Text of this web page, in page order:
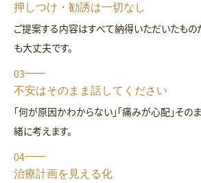
押しつけ・勧誘は一切なし
ご提案する内容はすべて納得いただいたもの
も大丈夫です。
03
不安はそのまま話してください
「何が原因かわからない」「痛みが心配」その
緒に考えます。
04
治療計画を見える化